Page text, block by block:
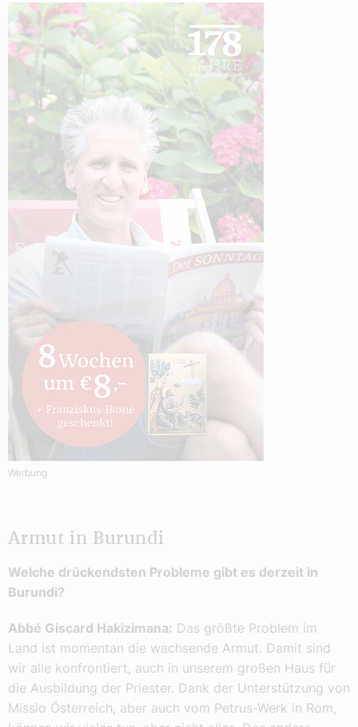
Werbung
Armut in Burundi
Welche drückendsten Probleme gibt es derzeit in
Burundi?
Abbé Giscard Hakizimana: Das größte Problem im
Land ist momentan die wachsende Armut. Damit sind
wir alle konfrontiert, auch in unserem großen Haus für
die Ausbildung der Priester. Dank der Unterstützung von
Missio Österreich, aber auch vom Petrus-Werk in Rom,